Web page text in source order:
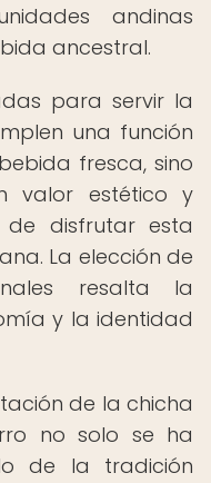
andinas
ancestral.
para servir la
una función
fresca, sino
valor estético y
disfrutar esta
La elección de
resalta la
y la identidad
de la chicha
no solo se ha
de la tradición